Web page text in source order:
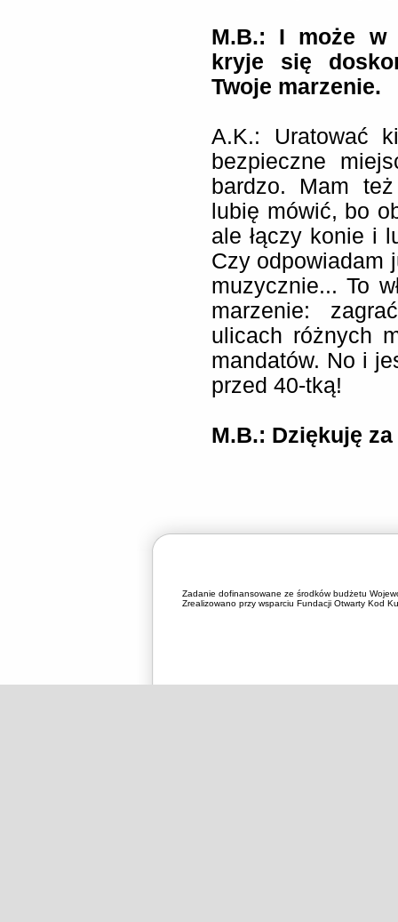
M.B.: I może w
kryje się
Twoje marzenie.
A.K.: Uratować
bezpieczne
bardzo. Mam
lubię mówić, bo
ale łączy konie i
Czy odpowiadam
muzycznie... To
marzenie:
ulicach różnych
mandatów. No i
przed 40-tką!
M.B.: Dziękuję
Zadanie dofinansowane ze środków budżetu
Zrealizowano przy wsparciu Fundacji Otwarty Kod